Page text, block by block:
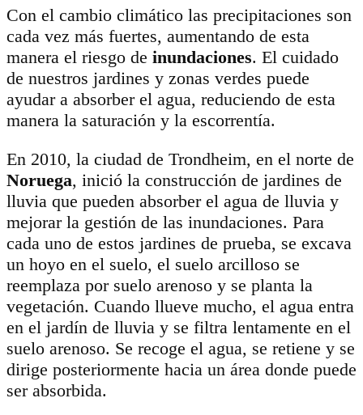
Con el cambio climático las precipitaciones son
cada vez más fuertes, aumentando de esta
manera el riesgo de inundaciones. El cuidado
de nuestros jardines y zonas verdes puede
ayudar a absorber el agua, reduciendo de esta
manera la saturación y la escorrentía.
En 2010, la ciudad de Trondheim, en el norte de
Noruega, inició la construcción de jardines de
lluvia que pueden absorber el agua de lluvia y
mejorar la gestión de las inundaciones. Para
cada uno de estos jardines de prueba, se excava
un hoyo en el suelo, el suelo arcilloso se
reemplaza por suelo arenoso y se planta la
vegetación. Cuando llueve mucho, el agua entra
en el jardín de lluvia y se filtra lentamente en el
suelo arenoso. Se recoge el agua, se retiene y se
dirige posteriormente hacia un área donde puede
ser absorbida.